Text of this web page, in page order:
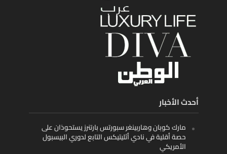
أحدث الأخبار
مارك كوبان وهاربينغر سبورتس بارتنرز يستحوذان على
حصة أقلية في نادي أثليتيكس التابع لدوري البيسبول
الأمريكي